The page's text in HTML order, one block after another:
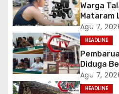
Warga
Mataram
Lumpuh
Tiktok
Listrik,
Provinsi
Lamsel
Agu 7,
HEADLINE
Diduga
Negara,
Gugat Di
Agu 7,
HEADLINE